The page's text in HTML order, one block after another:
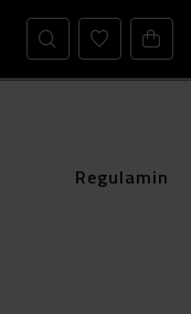
Regulamin